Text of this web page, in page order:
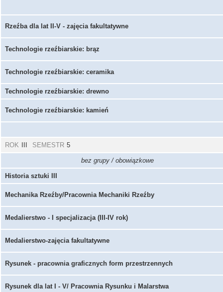
Rzeźba dla lat II-V - zajęcia fakultatywne
Technologie rzeźbiarskie: brąz
Technologie rzeźbiarskie: ceramika
Technologie rzeźbiarskie: drewno
Technologie rzeźbiarskie: kamień
ROK SEMESTR 5
bez grupy / obowiązkowe
Historia sztuki III
Mechanika Rzeźby/Pracownia Mechaniki Rzeźby
Medalierstwo - I specjalizacja (III-IV rok)
Medalierstwo-zajęcia fakultatywne
Rysunek - pracownia graficznych form przestrzennych
Rysunek dla lat I - V/ Pracownia Rysunku i Malarstwa